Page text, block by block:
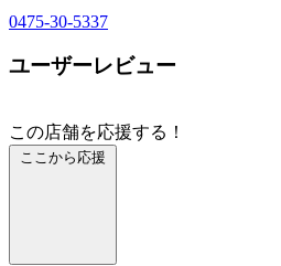
0475-30-5337
ユーザーレビュー
この店舗を応援する！
ここから応援